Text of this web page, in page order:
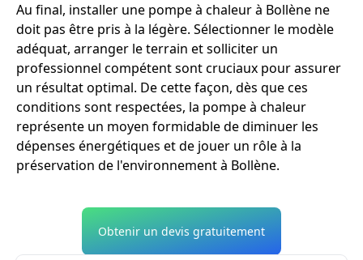
Au final, installer une pompe à chaleur à Bollène ne
doit pas être pris à la légère. Sélectionner le modèle
adéquat, arranger le terrain et solliciter un
professionnel compétent sont cruciaux pour assurer
un résultat optimal. De cette façon, dès que ces
conditions sont respectées, la pompe à chaleur
représente un moyen formidable de diminuer les
dépenses énergétiques et de jouer un rôle à la
préservation de l'environnement à Bollène.
Obtenir un devis gratuitement